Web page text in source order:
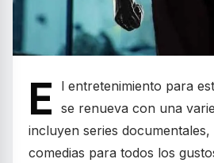
E
l entretenimiento para
se renueva con una
incluyen series
comedias para todos los